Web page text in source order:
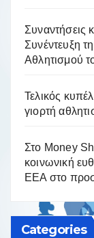
Συναντήσεις
Συνέντευξη
Αθλητισμού
Τελικός
γιορτή
Στο Money
κοινωνική
ΕΕΑ στο
Categories